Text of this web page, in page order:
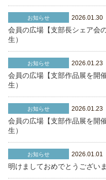
お知らせ 2026.01.30
会員の広場【支部長シェア
生）
お知らせ 2026.01.23
会員の広場【支部作品展を開
生）
お知らせ 2026.01.23
会員の広場【支部作品展を
生）
お知らせ 2026.01.01
明けましておめでとうござい